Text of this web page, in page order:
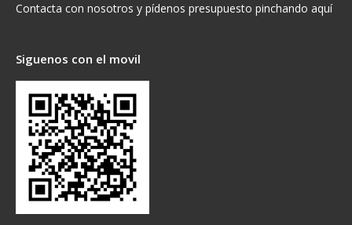
Contacta con nosotros y pídenos presupuesto pinchando aquí
Siguenos con el movil